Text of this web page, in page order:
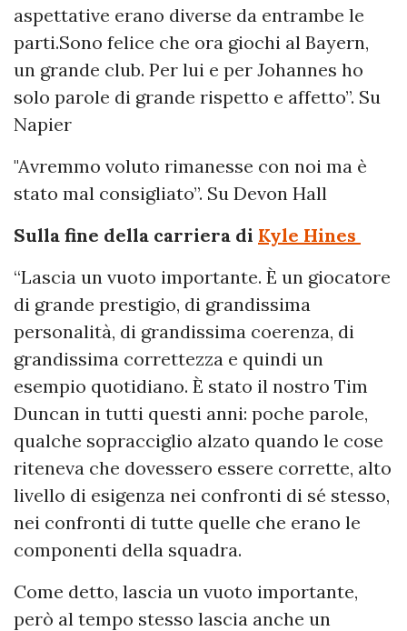
aspettative erano diverse da entrambe le
parti.Sono felice che ora giochi al Bayern,
un grande club. Per lui e per Johannes ho
solo parole di grande rispetto e affetto”. Su
Napier
"Avremmo voluto rimanesse con noi ma è
stato mal consigliato”. Su Devon Hall
Sulla fine della carriera di Kyle Hines
“Lascia un vuoto importante. È un giocatore
di grande prestigio, di grandissima
personalità, di grandissima coerenza, di
grandissima correttezza e quindi un
esempio quotidiano. È stato il nostro Tim
Duncan in tutti questi anni: poche parole,
qualche sopracciglio alzato quando le cose
riteneva che dovessero essere corrette, alto
livello di esigenza nei confronti di sé stesso,
nei confronti di tutte quelle che erano le
componenti della squadra.
Come detto, lascia un vuoto importante,
però al tempo stesso lascia anche un